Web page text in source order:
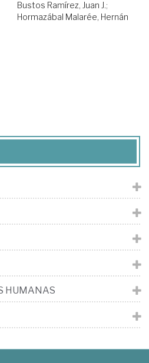
Bustos Ramírez, Juan J.;
Hormazábal Malarée, Hernán
HUMANAS